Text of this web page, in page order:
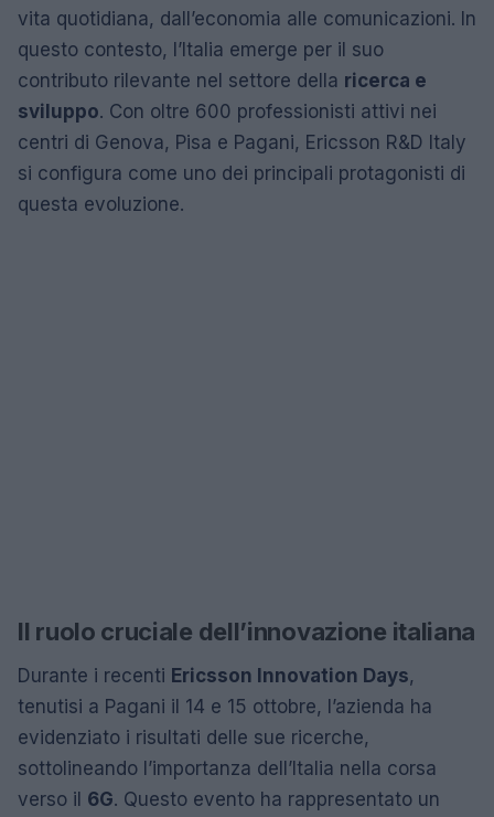
vita quotidiana, dall’economia alle comunicazioni. In
questo contesto, l’Italia emerge per il suo
contributo rilevante nel settore della ricerca e
sviluppo. Con oltre 600 professionisti attivi nei
centri di Genova, Pisa e Pagani, Ericsson R&D Italy
si configura come uno dei principali protagonisti di
questa evoluzione.
Il ruolo cruciale dell’innovazione italiana
Durante i recenti Ericsson Innovation Days,
tenutisi a Pagani il 14 e 15 ottobre, l’azienda ha
evidenziato i risultati delle sue ricerche,
sottolineando l’importanza dell’Italia nella corsa
verso il 6G. Questo evento ha rappresentato un